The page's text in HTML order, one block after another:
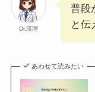
Dr.瑛理
普段
と伝
あわせて読みたい